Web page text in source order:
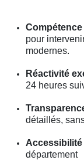
pour
modernes.
Réactivité
24 heures
détaillés,
Accessibilité